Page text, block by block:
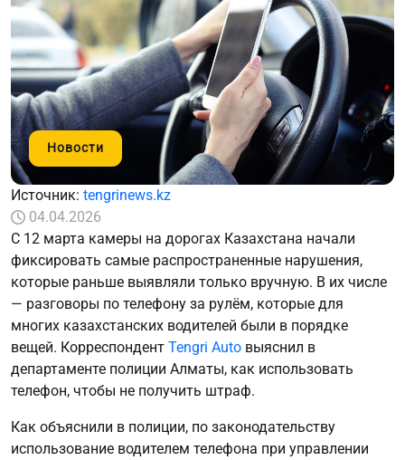
Новости
Источник: tengrinews.kz
04.04.2026
С 12 марта камеры на дорогах Казахстана начали
фиксировать самые распространенные нарушения,
которые раньше выявляли только вручную. В их числе
— разговоры по телефону за рулём, которые для
многих казахстанских водителей были в порядке
вещей. Корреспондент Tengri Auto выяснил в
департаменте полиции Алматы, как использовать
телефон, чтобы не получить штраф.
Как объяснили в полиции, по законодательству
использование водителем телефона при управлении